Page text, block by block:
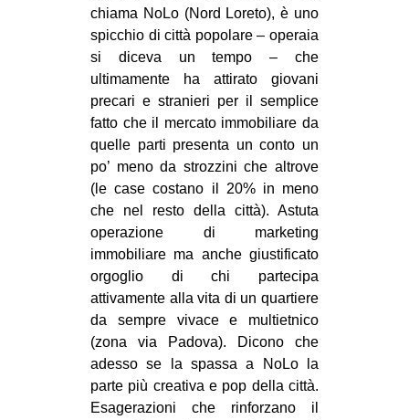
CULTURE
ARTE
CINEMA
MANIFESTI
MUSICA
RECENSIONI
INTERNAZIONALE
AMERICHE
ESTREMO ORIENTE
EUROPA
MEDIO ORIENTE
MONDO
chiama NoLo (Nord Loreto), è uno
spicchio di città popolare – operaia
si diceva un tempo – che
ultimamente ha attirato giovani
precari e stranieri per il semplice
fatto che il mercato immobiliare da
quelle parti presenta un conto un
po’ meno da strozzini che altrove
(le case costano il 20% in meno
che nel resto della città). Astuta
operazione di marketing
immobiliare ma anche giustificato
orgoglio di chi partecipa
attivamente alla vita di un quartiere
da sempre vivace e multietnico
(zona via Padova). Dicono che
adesso se la spassa a NoLo la
parte più creativa e pop della città.
Esagerazioni che rinforzano il